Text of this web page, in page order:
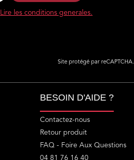
Lire les conditions generales.
Site protégé par reCAPTCHA.
BESOIN D'AIDE ?
Contactez-nous
Retour produit
FAQ - Foire Aux Questions
04 81 76 16 40